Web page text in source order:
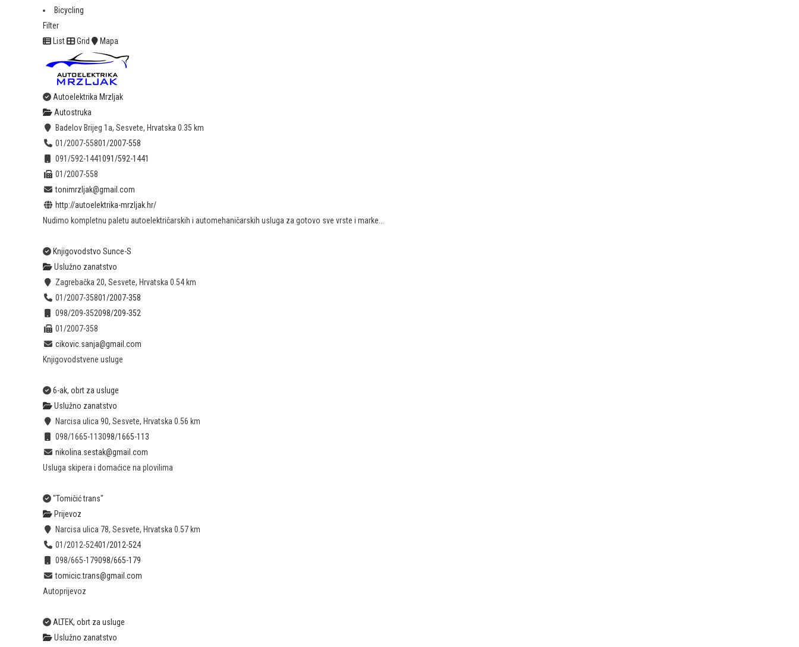
Bicycling
Filter
List
Grid Mapa
Autoelektrika Mrzljak
Autostruka
Badelov Brijeg 1a, Sesvete, Hrvatska 0.35 km
01/2007-55801/2007-558
091/592-1441091/592-1441
01/2007-558
tonimrzljak@gmail.com
http://autoelektrika-mrzljak.hr/
Nudimo kompletnu paletu autoelektričarskih i automehaničarskih usluga za gotovo sve vrste i marke...
Knjigovodstvo Sunce-S
Uslužno zanatstvo
Zagrebačka 20, Sesvete, Hrvatska 0.54 km
01/2007-35801/2007-358
098/209-352098/209-352
01/2007-358
cikovic.sanja@gmail.com
Knjigovodstvene usluge
6-ak, obrt za usluge
Uslužno zanatstvo
Narcisa ulica 90, Sesvete, Hrvatska 0.56 km
098/1665-113098/1665-113
nikolina.sestak@gmail.com
Usluga skipera i domaćice na plovilima
"Tomičić trans"
Prijevoz
Narcisa ulica 78, Sesvete, Hrvatska 0.57 km
01/2012-52401/2012-524
098/665-179098/665-179
tomicic.trans@gmail.com
Autoprijevoz
ALTEK, obrt za usluge
Uslužno zanatstvo